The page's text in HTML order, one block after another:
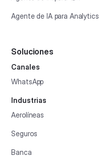
Agente de IA para Analytics
Soluciones
Canales
WhatsApp
Industrias
Aerolíneas
Seguros
Banca